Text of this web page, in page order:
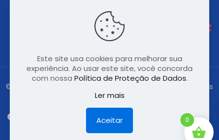
Privacidade
© 2022 Solulimp – Soluções de Higiene e Limpeza | Todos
os direitos reservados | Feito por
Este site usa cookies para melhorar sua
experiência. Ao usar este site, você concorda
com nossa Política de Proteção de Dados.
Ler mais
Aceitar 0